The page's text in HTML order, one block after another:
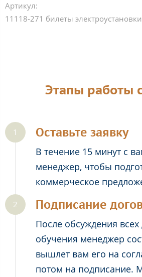
Артикул:
11118-271 билеты
Этапы работы
Оставьте заявку
В течение 15 минут с
менеджер, чтобы
коммерческое
Подписание
После обсуждения всех
обучения менеджер
вышлет вам его на
потом на подписание.